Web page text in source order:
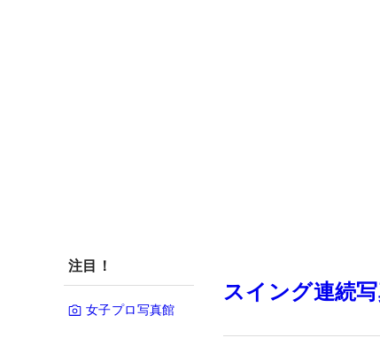
注目！
女子プロ写真館
スイング連続